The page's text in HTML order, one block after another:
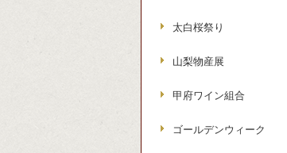
太白桜祭り
山梨物産展
甲府ワイン組合
ゴールデンウィーク